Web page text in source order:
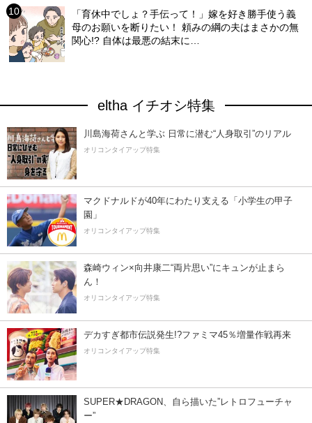
「育休中でしょ？手伝って！」嫁を好き勝手使う義
母のお願いを断りたい！ 頼みの綱の夫はまさかの無
関心!? 自体は最悪の結末に…
eltha イチオシ特集
川島海荷さんと学ぶ 日常に潜む“人身取引”のリアル
オリコンタイアップ特集
マクドナルドが40年にわたり支える「小学生の甲子
園」
オリコンタイアップ特集
森崎ウィン×向井康二“両片思い”にキュンが止まら
ん！
オリコンタイアップ特集
デカすぎ都市伝説発生!?ファミマ45％増量作戦再来
オリコンタイアップ特集
SUPER★DRAGON、自ら描いた”レトロフューチャ
ー”